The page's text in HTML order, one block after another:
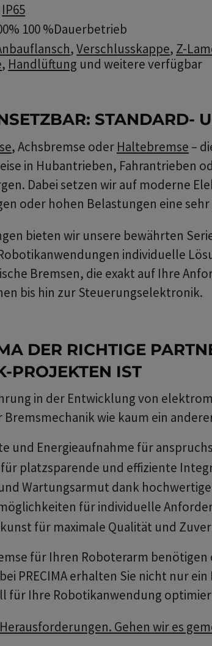
IP65
100 %Dauerbetrieb
,Verschlusskappe, Z-
, Handlüftung und weitere verfügbar
STANDARD-
, Achsbremse oder Haltebremse –
in Hubantrieben, Fahrantrieben
Dabei setzen wir auf moderne
oder hohen Belastungen eine
bieten wir unsere bewährten
individuelle
Bremsen, die exakt auf Ihre
bis hin zur Steuerungselektronik.
DER RICHTIGE
PROJEKTEN IST
in der Entwicklung von
wie kaum ein
und Energieaufnahme für
platzsparende und effiziente
Wartungsarmut dank
für individuelle
für maximale Qualität und
für Ihren Roboterarm
PRECIMA erhalten Sie nicht nur
für Ihre Robotikanwendung
Gehen wir es